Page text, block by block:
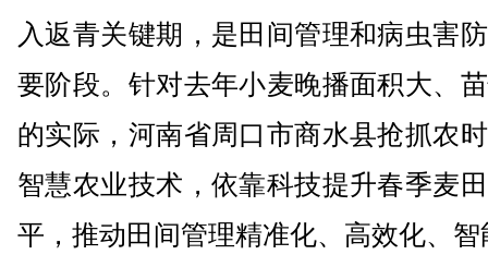
入返青关键期，是田间管理和病虫害
要阶段。针对去年小麦晚播面积大、
的实际，河南省周口市商水县抢抓农
智慧农业技术，依靠科技提升春季麦
平，推动田间管理精准化、高效化、智